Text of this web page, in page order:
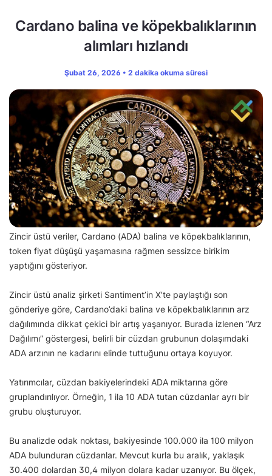
Cardano balina ve köpekbalıklarının
alımları hızlandı
Şubat 26, 2026 • 2 dakika okuma süresi
Zincir üstü veriler, Cardano (ADA) balina ve köpekbalıklarının,
token fiyat düşüşü yaşamasına rağmen sessizce birikim
yaptığını gösteriyor.
Zincir üstü analiz şirketi Santiment’in X’te paylaştığı son
gönderiye göre, Cardano’daki balina ve köpekbalıklarının arz
dağılımında dikkat çekici bir artış yaşanıyor. Burada izlenen “Arz
Dağılımı” göstergesi, belirli bir cüzdan grubunun dolaşımdaki
ADA arzının ne kadarını elinde tuttuğunu ortaya koyuyor.
Yatırımcılar, cüzdan bakiyelerindeki ADA miktarına göre
gruplandırılıyor. Örneğin, 1 ila 10 ADA tutan cüzdanlar ayrı bir
grubu oluşturuyor.
Bu analizde odak noktası, bakiyesinde 100.000 ila 100 milyon
ADA bulunduran cüzdanlar. Mevcut kurla bu aralık, yaklaşık
30.400 dolardan 30,4 milyon dolara kadar uzanıyor. Bu ölçek,